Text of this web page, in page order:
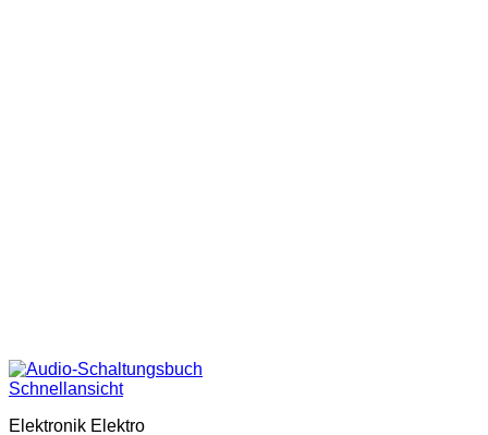
Schnellansicht
Elektronik Elektro